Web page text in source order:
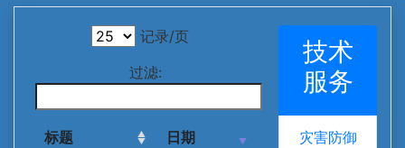
记录/页
过滤:
标题 日期
技术
服务
灾害防御